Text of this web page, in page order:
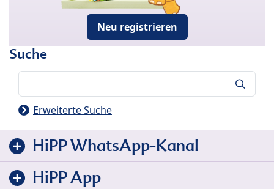
Neu registrieren
Suche
Erweiterte Suche
HiPP WhatsApp-Kanal
HiPP App